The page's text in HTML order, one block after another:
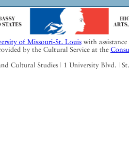
of Missouri-St. Louiswith
by the Cultural Service at the
Cultural Studies | 1 University Blvd. |